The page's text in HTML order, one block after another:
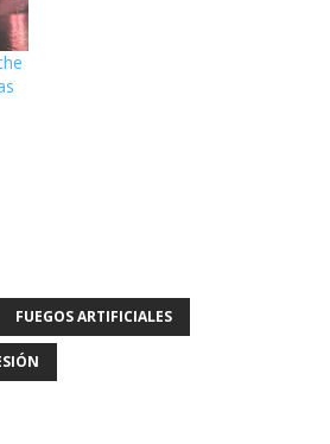
FUEGOS ARTIFICIALES